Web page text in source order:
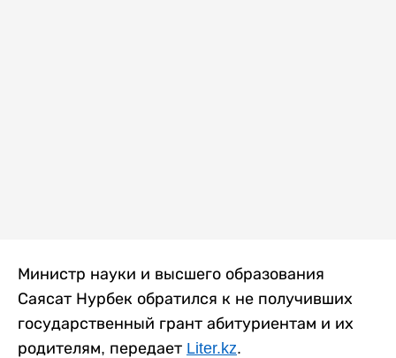
Министр науки и высшего образования
Саясат Нурбек обратился к не получивших
государственный грант абитуриентам и их
родителям, передает Liter.kz.